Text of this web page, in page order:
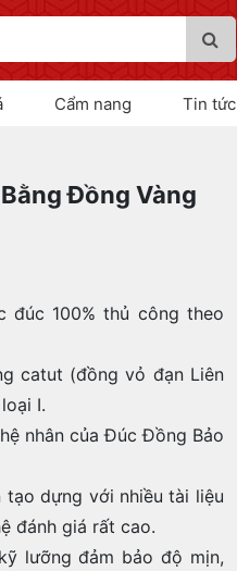
Cẩm nang Tin tức
Đồng Vàng
100% thủ công theo
catut (đồng vỏ đạn Liên
I.
nhân của Đúc Đồng Bảo
dựng với nhiều tài liệu
đánh giá rất cao.
lưỡng đảm bảo độ mịn,